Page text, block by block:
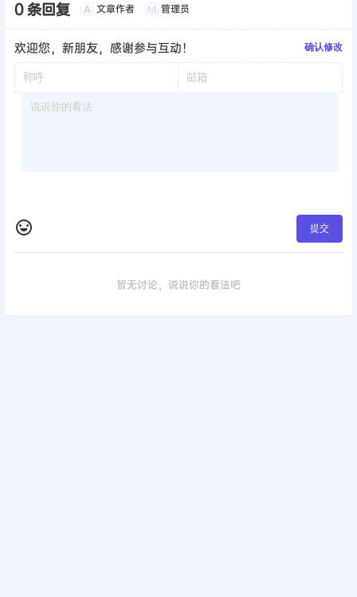
0 条回复 A 文章作者 M 管理员
欢迎您，新朋友，感谢参与互动！ 确认修改
提交
暂无讨论，说说你的看法吧